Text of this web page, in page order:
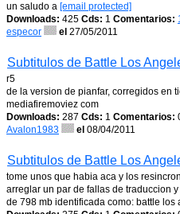
un saludo a [email protected]
Downloads: 425 Cds: 1 Comentarios:
especor
el 27/05/2011
Subtitulos de Battle Los
r5
de la version de pianfar, corregidos en
mediafiremoviez com
Downloads: 287 Cds: 1 Comentarios:
Avalon1983
el 08/04/2011
Subtitulos de Battle Los
tome unos que habia aca y los
arreglar un par de fallas de traduccion
de 798 mb identificada como: battle los